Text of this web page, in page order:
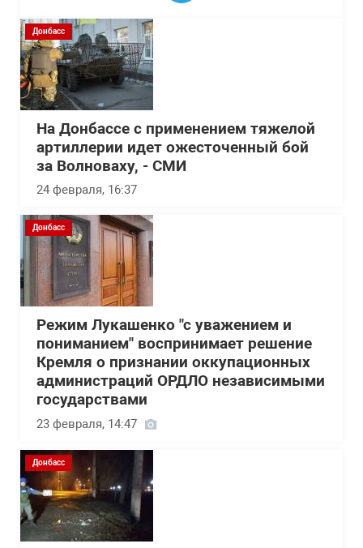
Донбасс
На Донбассе с применением тяжелой
артиллерии идет ожесточенный бой
за Волноваху, - СМИ
24 февраля, 16:37
Донбасс
Режим Лукашенко "с уважением и
пониманием" воспринимает решение
Кремля о признании оккупационных
администраций ОРДЛО независимыми
государствами
23 февраля, 14:47
Донбасс